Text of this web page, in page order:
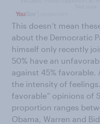
This doesn’t mean
about the Democratic
himself only recently
50% have an
against 45%
the intensity of
favorable” opinions of
proportion ranges
Obama, Warren and